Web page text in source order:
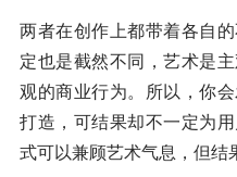
两者在创作上都带着各自
定也是截然不同，艺术是
观的商业行为。所以，你
打造，可结果却不一定为
式可以兼顾艺术气息，但结